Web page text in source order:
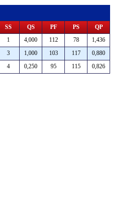
SS QS PF PS
QP
1 4,000 112 78
1,436
3 1,000 103 117
0,880
4 0,250 95 115 0,826